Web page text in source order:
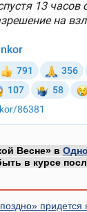
Весне» в
в курсе
придется